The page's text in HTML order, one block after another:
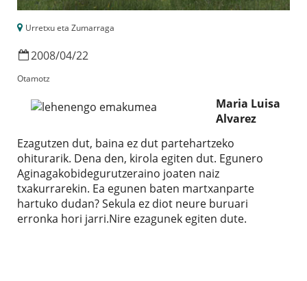
Urretxu eta Zumarraga
2008/04/22
Otamotz
Maria Luisa
Alvarez
Ezagutzen dut, baina ez dut partehartzeko
ohiturarik. Dena den, kirola egiten dut. Egunero
Aginagakobidegurutzeraino joaten naiz
txakurrarekin. Ea egunen baten martxanparte
hartuko dudan? Sekula ez diot neure buruari
erronka hori jarri.Nire ezagunek egiten dute.